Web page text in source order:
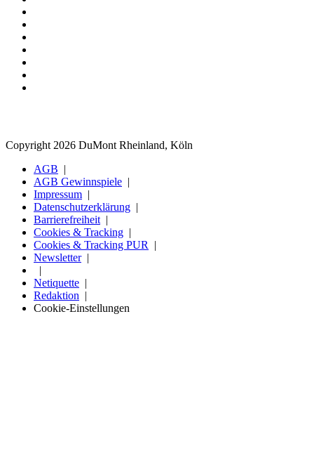
Copyright 2026 DuMont Rheinland, Köln
AGB
AGB Gewinnspiele
Impressum
Datenschutzerklärung
Barrierefreiheit
Cookies & Tracking
Cookies & Tracking PUR
Newsletter
Netiquette
Redaktion
Cookie-Einstellungen